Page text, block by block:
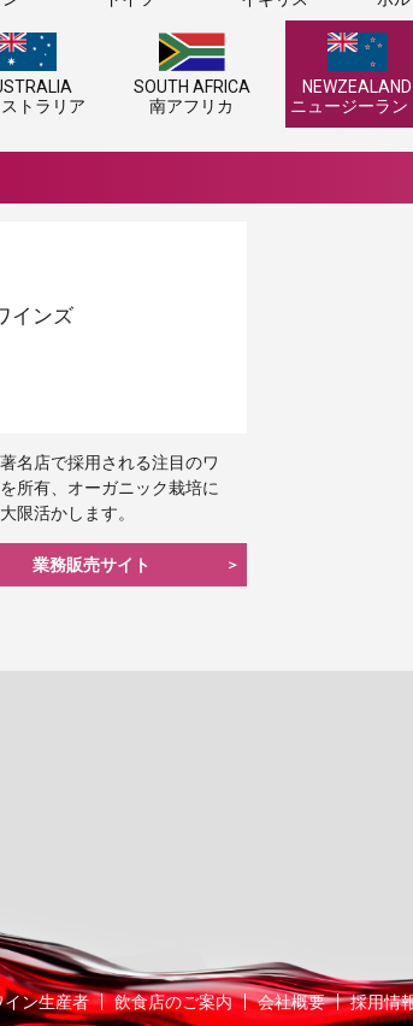
トラリア
SOUTH AFRICA
南アフリカ
NEWZEALAND
ニュージーラン
インズ
名店で採用される注目のワ
所有、オーガニック栽培に
限活かします。
業務販売サイト
イン生産者 飲食店のご案内 会社概要 採用情